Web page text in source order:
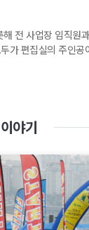
전 사업장 임직원
가 편집실의 주인공
야기